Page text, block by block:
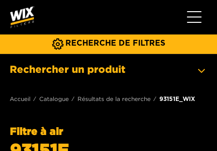
Toggle
RECHERCHE DE FILTRES
Rechercher un produit
Accueil Catalogue Résultats de la recherche 93151E_WIX
Filtre à air